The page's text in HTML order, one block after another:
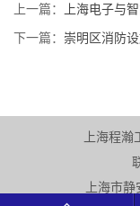
上一篇： 上海电子与
下一篇： 崇明区消防
上海程
上海市